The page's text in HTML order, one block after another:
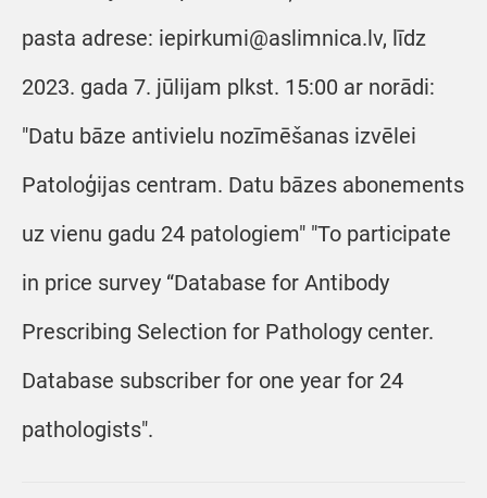
pasta adrese: iepirkumi@aslimnica.lv, līdz
2023. gada 7. jūlijam plkst. 15:00 ar norādi:
"Datu bāze antivielu nozīmēšanas izvēlei
Patoloģijas centram. Datu bāzes abonements
uz vienu gadu 24 patologiem" "To participate
in price survey “Database for Antibody
Prescribing Selection for Pathology center.
Database subscriber for one year for 24
pathologists".